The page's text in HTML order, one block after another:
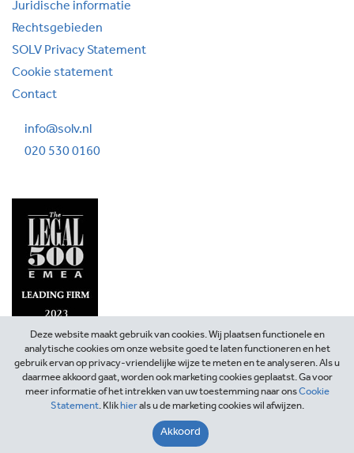
Juridische informatie
Rechtsgebieden
SOLV Privacy Statement
Cookie statement
Contact
info@solv.nl
020 530 0160
©2026 SOLV Advocaten
Deze website maakt gebruik van cookies. Wij plaatsen functionele en
analytische cookies om onze website goed te laten functioneren en het
gebruik ervan op privacy-vriendelijke wijze te meten en te analyseren. Als u
daarmee akkoord gaat, worden ook marketing cookies geplaatst. Ga voor
meer informatie of het intrekken van uw toestemming naar onsCookie
Statement. Klikhierals u de marketing cookies wil afwijzen.
Akkoord